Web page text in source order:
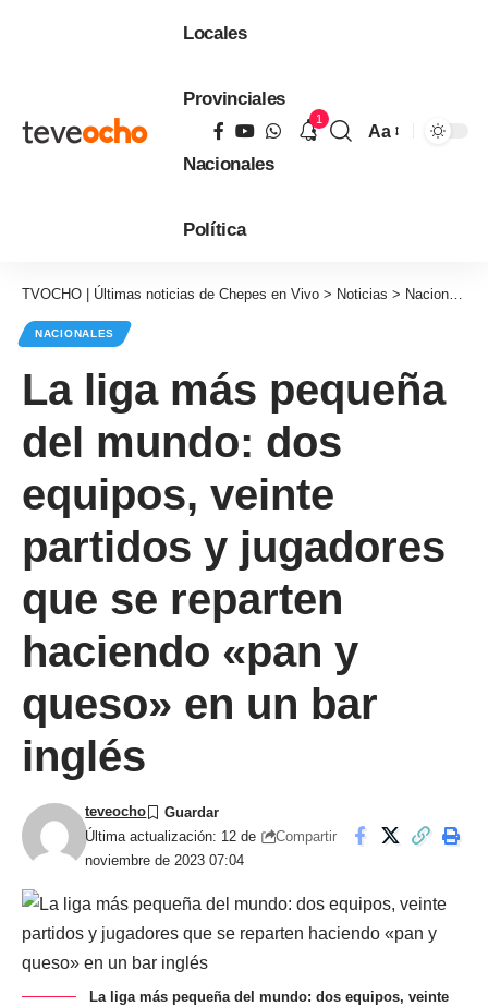
Locales
Provinciales
Nacionales
Política
1
Aa
TVOCHO | Últimas noticias de Chepes en Vivo > Noticias > Nacionales
NACIONALES
La liga más pequeña
del mundo: dos
equipos, veinte
partidos y jugadores
que se reparten
haciendo «pan y
queso» en un bar
inglés
Última actualización: 12 de
noviembre de 2023 07:04
teveocho
Compartir
La liga más pequeña del mundo: dos equipos, veinte